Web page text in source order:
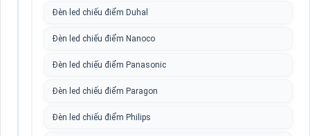
Đèn led chiếu điểm Duhal
Đèn led chiếu điểm Nanoco
Đèn led chiếu điểm Panasonic
Đèn led chiếu điểm Paragon
Đèn led chiếu điểm Philips